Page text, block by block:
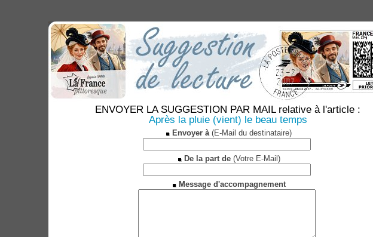
ENVOYER LA SUGGESTION PAR MAIL relative à l'article :
Après la pluie (vient) le beau temps
Envoyer à(E-Mail du destinataire)
De la part de(Votre E-Mail)
Message d'accompagnement